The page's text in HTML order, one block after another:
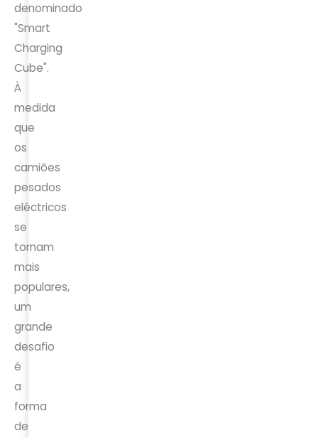
denominado
"Smart
Charging
Cube".
À
medida
que
os
camiões
pesados
eléctricos
se
tornam
mais
populares,
um
grande
desafio
é
a
forma
de